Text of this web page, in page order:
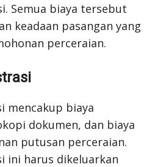
Semua biaya tersebut
keadaan pasangan yang
perceraian.
mencakup biaya
dokumen, dan biaya
putusan perceraian.
ini harus dikeluarkan